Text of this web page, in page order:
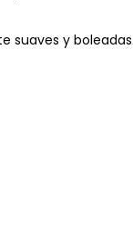
suaves y boleadas.